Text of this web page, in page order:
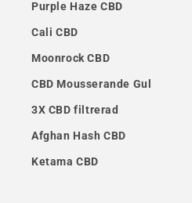
Purple Haze CBD
Cali CBD
Moonrock CBD
CBD Mousserande Gul
3X CBD filtrerad
Afghan Hash CBD
Ketama CBD